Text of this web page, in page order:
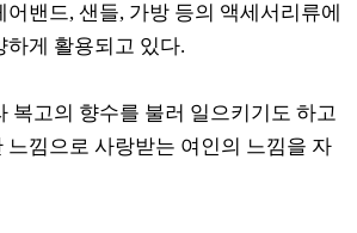
밴드, 샌들, 가방 등의 액세서리류에
하게 활용되고 있다.
복고의 향수를 불러 일으키기도 하고
느낌으로 사랑받는 여인의 느낌을 자